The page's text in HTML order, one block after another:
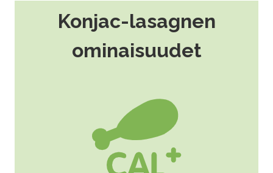
Konjac-lasagnen
ominaisuudet